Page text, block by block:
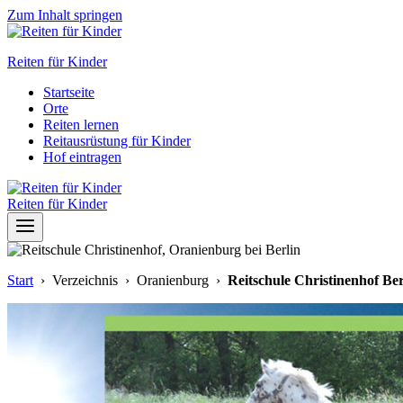
Zum Inhalt springen
Reiten für Kinder
Startseite
Orte
Reiten lernen
Reitausrüstung für Kinder
Hof eintragen
Reiten für Kinder
Start › Verzeichnis › Oranienburg › Reitschule Christinenhof